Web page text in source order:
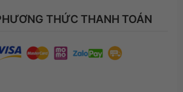
THỨC THANH TOÁN